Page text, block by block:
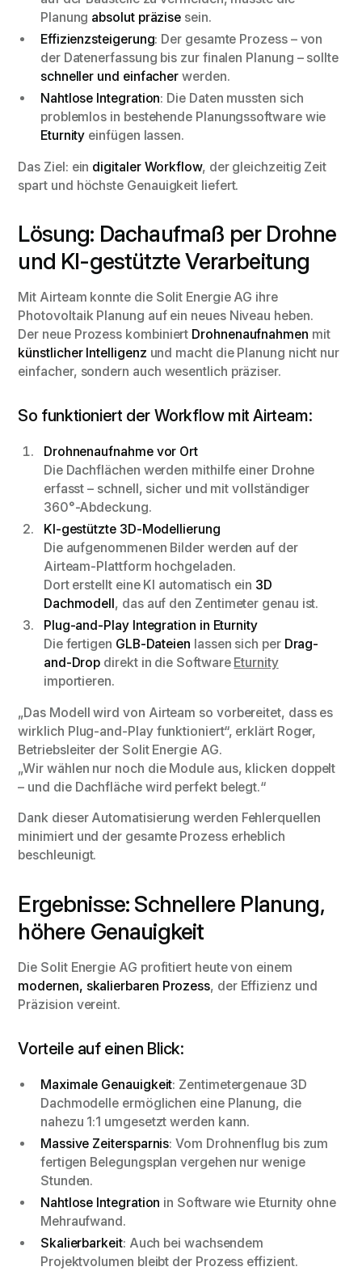
Planung absolut präzise sein.
Effizienzsteigerung: Der gesamte Prozess – von
der Datenerfassung bis zur finalen Planung – sollte
schneller und einfacher werden.
Nahtlose Integration: Die Daten mussten sich
problemlos in bestehende Planungssoftware wie
Eturnity einfügen lassen.
Das Ziel: ein digitaler Workflow, der gleichzeitig Zeit
spart und höchste Genauigkeit liefert.
Lösung: Dachaufmaß per Drohne
und KI-gestützte Verarbeitung
Mit Airteam konnte die Solit Energie AG ihre
Photovoltaik Planung auf ein neues Niveau heben.
Der neue Prozess kombiniert Drohnenaufnahmen mit
künstlicher Intelligenz und macht die Planung nicht nur
einfacher, sondern auch wesentlich präziser.
So funktioniert der Workflow mit Airteam:
Drohnenaufnahme vor Ort
Die Dachflächen werden mithilfe einer Drohne
erfasst – schnell, sicher und mit vollständiger
360°-Abdeckung.
KI-gestützte 3D-Modellierung
Die aufgenommenen Bilder werden auf der
Airteam-Plattform hochgeladen.
Dort erstellt eine KI automatisch ein 3D
Dachmodell, das auf den Zentimeter genau ist.
Plug-and-Play Integration in Eturnity
Die fertigen GLB-Dateien lassen sich per Drag-
and-Drop direkt in die Software Eturnity
importieren.
„Das Modell wird von Airteam so vorbereitet, dass es
wirklich Plug-and-Play funktioniert“, erklärt Roger,
Betriebsleiter der Solit Energie AG.
„Wir wählen nur noch die Module aus, klicken doppelt
– und die Dachfläche wird perfekt belegt.“
Dank dieser Automatisierung werden Fehlerquellen
minimiert und der gesamte Prozess erheblich
beschleunigt.
Ergebnisse: Schnellere Planung,
höhere Genauigkeit
Die Solit Energie AG profitiert heute von einem
modernen, skalierbaren Prozess, der Effizienz und
Präzision vereint.
Vorteile auf einen Blick:
Maximale Genauigkeit: Zentimetergenaue 3D
Dachmodelle ermöglichen eine Planung, die
nahezu 1:1 umgesetzt werden kann.
Massive Zeitersparnis: Vom Drohnenflug bis zum
fertigen Belegungsplan vergehen nur wenige
Stunden.
Nahtlose Integration in Software wie Eturnity ohne
Mehraufwand.
Skalierbarkeit: Auch bei wachsendem
Projektvolumen bleibt der Prozess effizient.